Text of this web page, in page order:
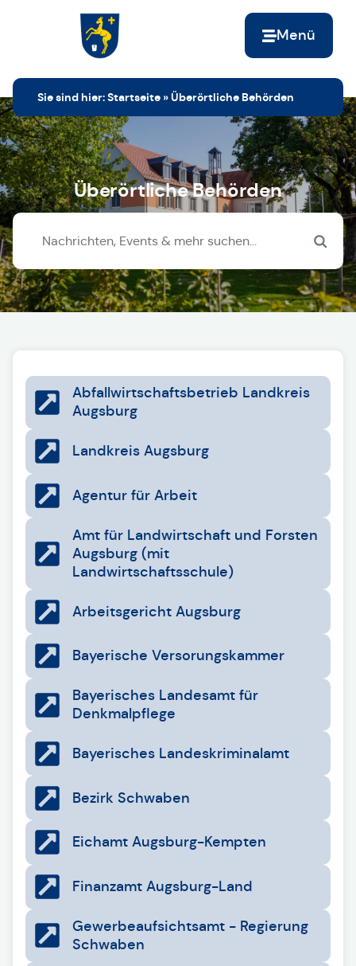
Menü
Zur Startseite
Sie sind hier:Startseite »Überörtliche Behörden
Überörtliche Behörden
Abfallwirtschaftsbetrieb Landkreis
Augsburg
Landkreis Augsburg
Agentur für Arbeit
Amt für Landwirtschaft und Forsten
Augsburg (mit
Landwirtschaftsschule)
Arbeitsgericht Augsburg
Bayerische Versorungskammer
Bayerisches Landesamt für
Denkmalpflege
Bayerisches Landeskriminalamt
Bezirk Schwaben
Eichamt Augsburg-Kempten
Finanzamt Augsburg-Land
Gewerbeaufsichtsamt - Regierung
Schwaben